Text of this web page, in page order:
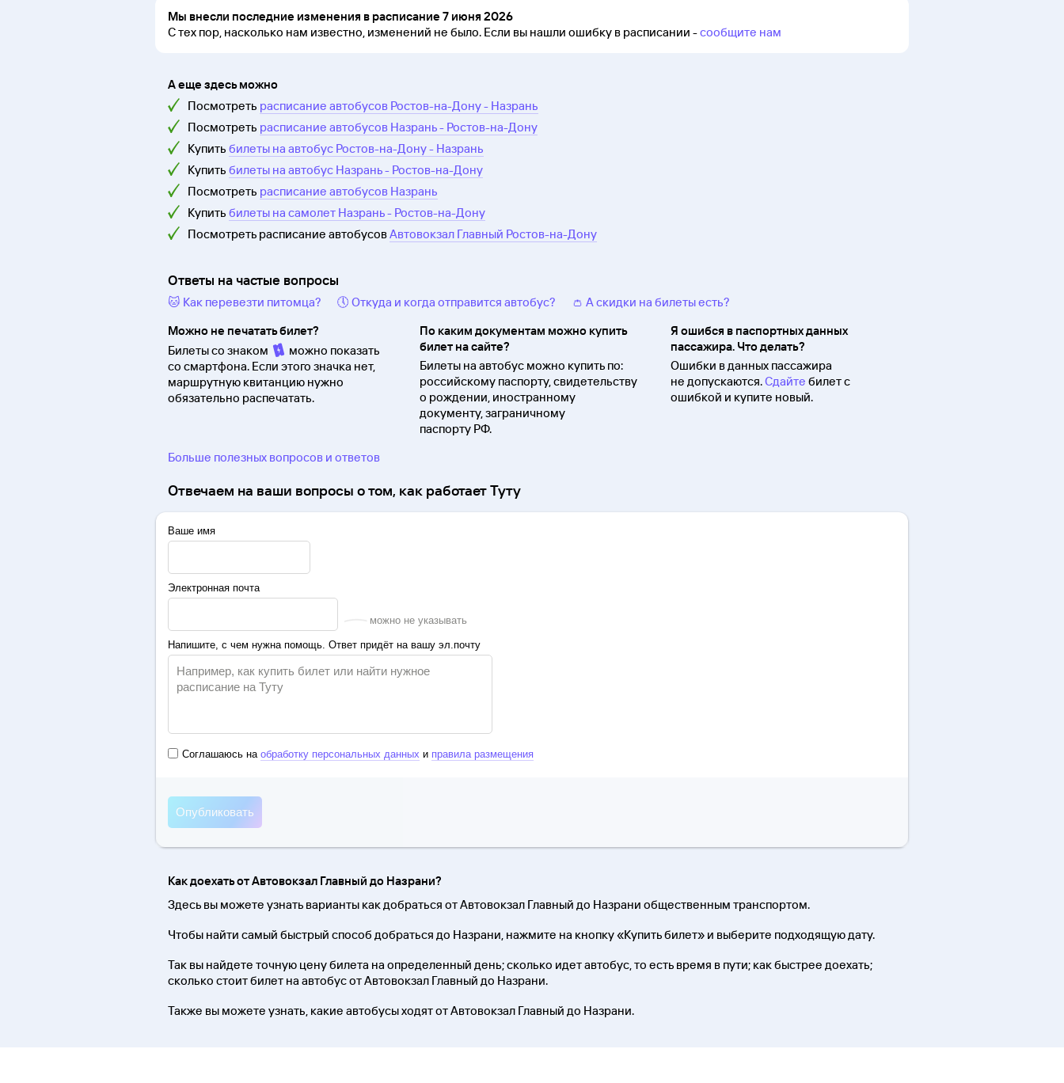
Мы внесли последние изменения в расписание 7 июня 2026
С тех пор, насколько нам известно, изменений не было. Если вы нашли ошибку в расписании -сообщите нам
А еще здесь можно
Посмотреть расписание автобусов Ростов-на-Дону - Назрань
Посмотреть расписание автобусов Назрань - Ростов-на-Дону
Купить билеты на автобус Ростов-на-Дону - Назрань
Купить билеты на автобус Назрань - Ростов-на-Дону
Посмотреть расписание автобусов Назрань
Купить билеты на самолет Назрань - Ростов-на-Дону
Посмотреть расписание автобусовАвтовокзал Главный Ростов-на-Дону
Ответы на частые вопросы
🐱 Как перевезти питомца? 🕔 Откуда и когда отправится автобус?
👛 А скидки на билеты есть?
Можно не печатать билет?
Билеты со знаком
можно показать
со смартфона. Если этого значка нет,
маршрутную квитанцию нужно
обязательно распечатать.
По каким документам можно купить
билет на сайте?
Билеты на автобус можно купить по:
российскому паспорту, свидетельству
о рождении, иностранному
документу, заграничному
паспорту РФ.
Я ошибся в паспортных данных
пассажира. Что делать?
Ошибки в данных пассажира
не допускаются.Сдайте билет с
ошибкой и купите новый.
Больше полезных вопросов и ответов
Отвечаем на ваши вопросы о том, как работает Туту
Ваше имя
Электронная почта
можно не указывать
Напишите, с чем нужна помощь. Ответ придёт на вашу эл.почту
Соглашаюсь на обработку персональных данных и правила размещения
Как доехать от Автовокзал Главный до Назрани?
Здесь вы можете узнать варианты как добраться от Автовокзал Главный до Назрани общественным транспортом.
Чтобы найти самый быстрый способ добраться до Назрани, нажмите на кнопку «Купить билет» и выберите подходящую дату.
Так вы найдете точную цену билета на определенный день; сколько идет автобус, то есть время в пути; как быстрее доехать;
сколько стоит билет на автобус от Автовокзал Главный до Назрани.
Также вы можете узнать, какие автобусы ходят от Автовокзал Главный до Назрани.